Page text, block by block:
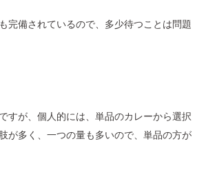
完備されているので、多少待つことは問題
すが、個人的には、単品のカレーから選択
が多く、一つの量も多いので、単品の方が